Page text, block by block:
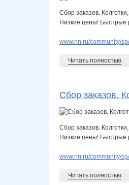
Сбор заказов.
Низкие цены! Быстрые
www.nn.ru/community/
Читать полностью
Сбор заказов.
Сбор заказов.
Низкие цены! Быстрые
www.nn.ru/community/
Читать полностью